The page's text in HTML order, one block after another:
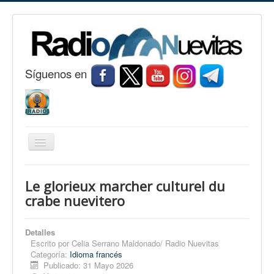
Síguenos en
Cambiar
Nuevitas
Conozca Nuevitas
Fotorreportaje
Le glorieux marcher culturel du
crabe nuevitero
Detalles
Escrito por Celia Serrano Maldonado/ Radio Nuevitas
Categoría: Idioma francés
Publicado: 31 Mayo 2026